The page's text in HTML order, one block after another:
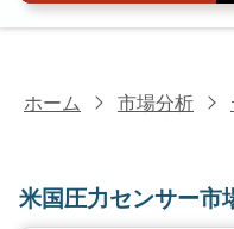
ホーム 市場分析
米国圧力センサー市